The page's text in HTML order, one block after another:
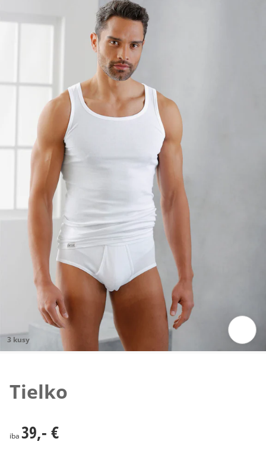
3 kusy
Tielko
39,- €
iba 39,- €